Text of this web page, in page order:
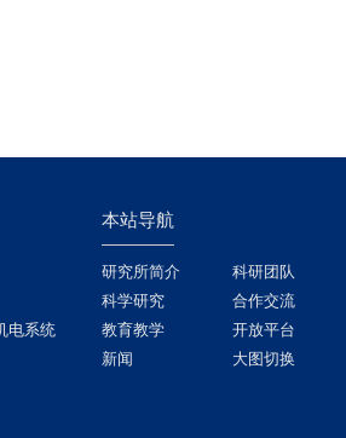
电系统
本站导航
研究所简介
科研团队
科学研究
合作交流
教育教学
开放平台
新闻
大图切换